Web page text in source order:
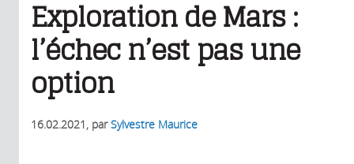
Exploration de Mars :
l’échec n’est pas une
option
16.02.2021, parSylvestre Maurice